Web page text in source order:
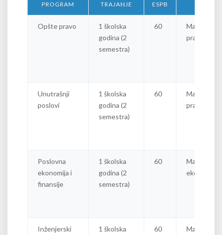
PROGRAM
TRAJANJE ESPB
Opšte pravo
1 školska
godina (2
semestra)
60
Master
pravnik
Unutrašnji
poslovi
1 školska
godina (2
semestra)
60
Master
pravnik
Poslovna
ekonomija i
finansije
1 školska
godina (2
semestra)
60
Master
ekonomista
Inženjerski
1 školska
60
Master